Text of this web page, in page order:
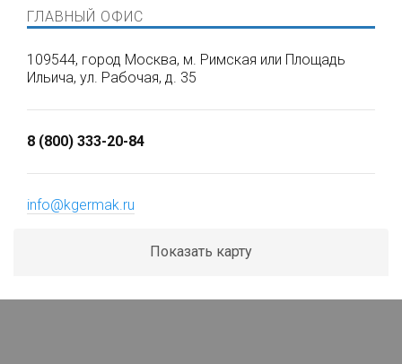
ГЛАВНЫЙ ОФИС
109544, город Москва, м. Римская или Площадь
Ильича, ул. Рабочая, д. 35
8 (800) 333-20-84
info@kgermak.ru
Показать карту